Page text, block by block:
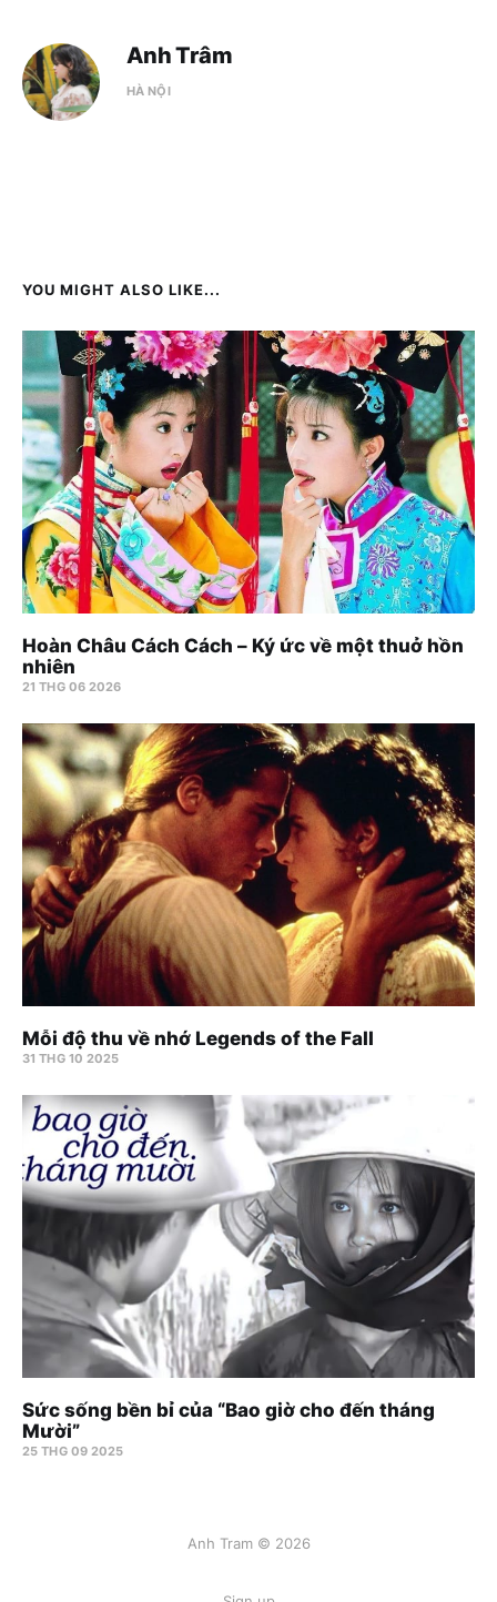
Anh Trâm
HÀ NỘI
YOU MIGHT ALSO LIKE...
Hoàn Châu Cách Cách – Ký ức về một thuở hồn
nhiên
21 THG 06 2026
Mỗi độ thu về nhớ Legends of the Fall
31 THG 10 2025
Sức sống bền bỉ của “Bao giờ cho đến tháng
Mười”
25 THG 09 2025
Anh Tram © 2026